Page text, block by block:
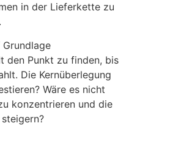
in der Lieferkette zu
den Punkt zu finden, bis
Die Kernüberlegung
Wäre es nicht
konzentrieren und die